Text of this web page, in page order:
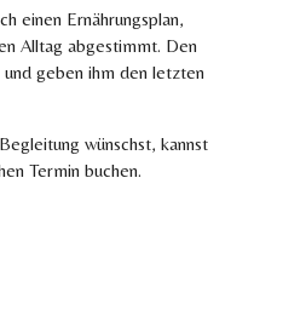
einen Ernährungsplan,
Alltag abgestimmt. Den
geben ihm den letzten
wünschst, kannst
Termin buchen.